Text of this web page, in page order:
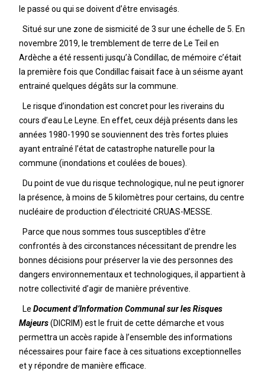
le passé ou qui se doivent d’être envisagés.
Situé sur une zone de sismicité de 3 sur une échelle de 5. En
novembre 2019, le tremblement de terre de Le Teil en
Ardèche a été ressenti jusqu’à Condillac, de mémoire c’était
la première fois que Condillac faisait face à un séisme ayant
entrainé quelques dégâts sur la commune.
Le risque d’inondation est concret pour les riverains du
cours d’eau Le Leyne. En effet, ceux déjà présents dans les
années 1980-1990 se souviennent des très fortes pluies
ayant entraîné l’état de catastrophe naturelle pour la
commune (inondations et coulées de boues).
Du point de vue du risque technologique, nul ne peut ignorer
la présence, à moins de 5 kilomètres pour certains, du centre
nucléaire de production d’électricité CRUAS-MESSE.
Parce que nous sommes tous susceptibles d’être
confrontés à des circonstances nécessitant de prendre les
bonnes décisions pour préserver la vie des personnes des
dangers environnementaux et technologiques, il appartient à
notre collectivité d’agir de manière préventive.
Le Document d’Information Communal sur les Risques
Majeurs(DICRIM) est le fruit de cette démarche et vous
permettra un accès rapide à l’ensemble des informations
nécessaires pour faire face à ces situations exceptionnelles
et y répondre de manière efficace.